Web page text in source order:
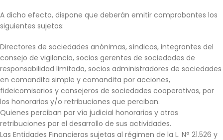
A dicho efecto, dispone que deberán emitir comprobantes los
siguientes sujetos:
Directores de sociedades anónimas, síndicos, integrantes del
consejo de vigilancia, socios gerentes de sociedades de
responsabilidad limitada, socios administradores de sociedades
en comandita simple y comandita por acciones,
fideicomisarios y consejeros de sociedades cooperativas, por
los honorarios y/o retribuciones que perciban.
Quienes perciban por vía judicial honorarios y otras
retribuciones por el desarrollo de sus actividades.
Las Entidades Financieras sujetas al régimen de la L. N° 21.526 y